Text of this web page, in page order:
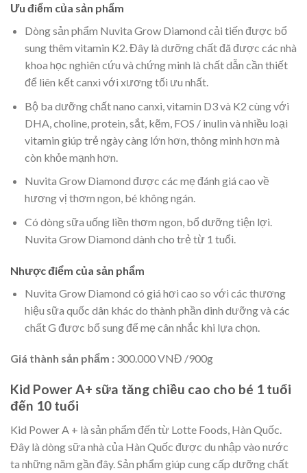
Ưu điểm của sản phẩm
Dòng sản phẩm Nuvita Grow Diamond cải tiến được bổ
sung thêm vitamin K2. Đây là dưỡng chất đã được các nhà
khoa học nghiên cứu và chứng minh là chất dẫn cần thiết
để liên kết canxi với xương tối ưu nhất.
Bộ ba dưỡng chất nano canxi, vitamin D3 và K2 cùng với
DHA, choline, protein, sắt, kẽm, FOS / inulin và nhiều loại
vitamin giúp trẻ ngày càng lớn hơn, thông minh hơn mà
còn khỏe mạnh hơn.
Nuvita Grow Diamond được các mẹ đánh giá cao về
hương vị thơm ngon, bé không ngán.
Có dòng sữa uống liền thơm ngon, bổ dưỡng tiện lợi.
Nuvita Grow Diamond dành cho trẻ từ 1 tuổi.
Nhược điểm của sản phẩm
Nuvita Grow Diamond có giá hơi cao so với các thương
hiệu sữa quốc dân khác do thành phần dinh dưỡng và các
chất G được bổ sung để mẹ cân nhắc khi lựa chọn.
Giá thành sản phẩm : 300.000 VNĐ /900g
Kid Power A+ sữa tăng chiều cao cho bé 1 tuổi
đến 10 tuổi
Kid Power A + là sản phẩm đến từ Lotte Foods, Hàn Quốc.
Đây là dòng sữa nhà của Hàn Quốc được du nhập vào nước
ta những năm gần đây. Sản phẩm giúp cung cấp dưỡng chất